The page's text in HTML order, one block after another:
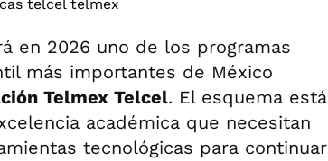
en 2026 uno de los programas
más importantes de México
Telmex Telcel. El esquema está
académica que necesitan
tecnológicas para continuar